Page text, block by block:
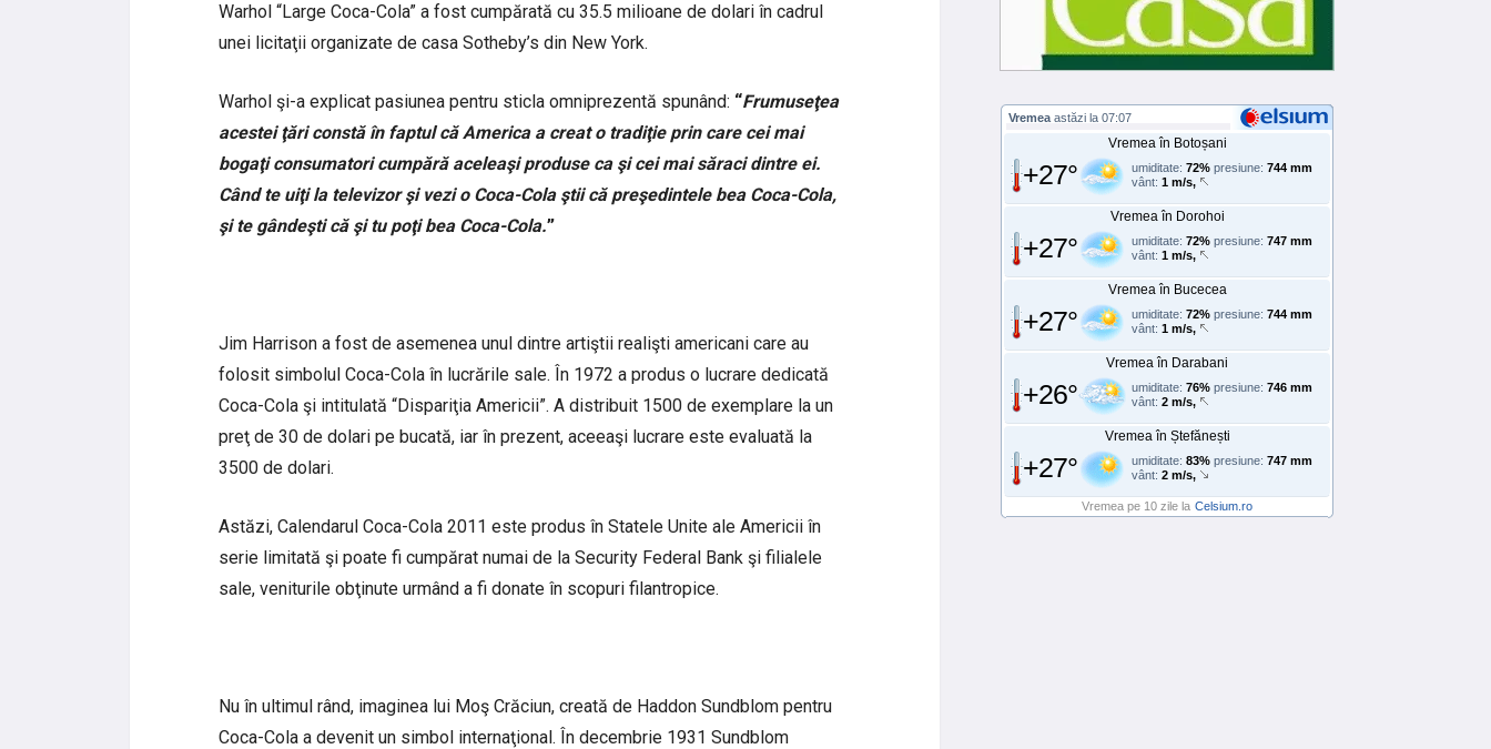
Warhol “Large Coca-Cola” a fost cumpărată cu 35.5 milioane de dolari în cadrul
unei licitaţii organizate de casa Sotheby’s din New York.
Warhol şi-a explicat pasiunea pentru sticla omniprezentă spunând: “Frumuseţea
acestei ţări constă în faptul că America a creat o tradiţie prin care cei mai
bogaţi consumatori cumpără aceleaşi produse ca şi cei mai săraci dintre ei.
Când te uiţi la televizor şi vezi o Coca-Cola ştii că preşedintele bea Coca-Cola,
şi te gândeşti că şi tu poţi bea Coca-Cola.”
Jim Harrison a fost de asemenea unul dintre artiştii realişti americani care au
folosit simbolul Coca-Cola în lucrările sale. În 1972 a produs o lucrare dedicată
Coca-Cola şi intitulată “Dispariţia Americii”. A distribuit 1500 de exemplare la un
preţ de 30 de dolari pe bucată, iar în prezent, aceeaşi lucrare este evaluată la
3500 de dolari.
Astăzi, Calendarul Coca-Cola 2011 este produs în Statele Unite ale Americii în
serie limitată şi poate fi cumpărat numai de la Security Federal Bank şi filialele
sale, veniturile obţinute urmând a fi donate în scopuri filantropice.
Nu în ultimul rând, imaginea lui Moş Crăciun, creată de Haddon Sundblom pentru
Coca-Cola a devenit un simbol internaţional. În decembrie 1931 Sundblom
Vremea astăzi la 07:07
Vremea în Botoșani
+27° umiditate: 72% presiune: 744 mm
vânt: 1 m/s,
Vremea în Dorohoi
+27° umiditate: 72% presiune: 747 mm
vânt: 1 m/s,
Vremea în Bucecea
+27° umiditate: 72% presiune: 744 mm
vânt: 1 m/s,
Vremea în Darabani
+26° umiditate: 76% presiune: 746 mm
vânt: 2 m/s,
Vremea în Ștefănești
+27° umiditate: 83% presiune: 747 mm
vânt: 2 m/s,
Vremea pe 10 zile la Celsium.ro